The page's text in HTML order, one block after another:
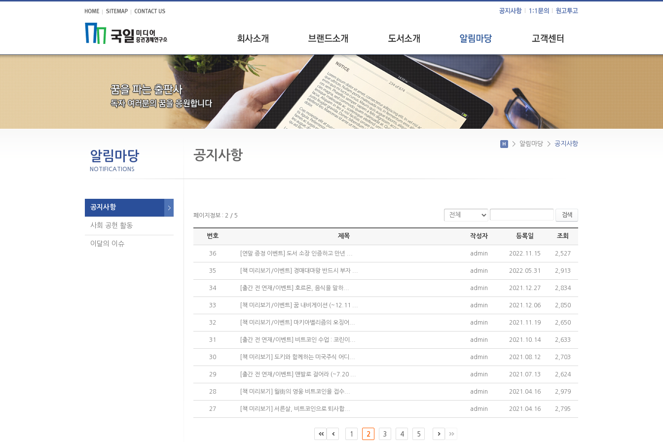
인사말
연혁
오시는길
브랜드소개
신간안내
베스트셀러
브랜드별 도서
공지사항
사회 공헌 활동
이달의 이슈
1:1문의
원고투고
알림마당
NOTIFICATIONS
공지사항
사회 공헌 활동
이달의 이슈
공지사항
> 알림마당 > 공지사항
페이지정보 : 2 / 5 검색
번호 제목 작성자 등록일 조회
36 [연말 증정 이벤트] 도서 소장 인증하고 만년 ... admin 2022.11.15 2,527
35 [책 미리보기/이벤트] 경매대마왕 반드시 부자 ... admin 2022.05.31 2,913
34 [출간 전 연재/이벤트] 호르몬, 음식을 말하... admin 2021.12.27 2,834
33 [책 미리보기/이벤트] 꿈 내비게이션 (~12.11 ... admin 2021.12.06 2,850
32 [책 미리보기/이벤트] 마키아벨리즘의 오징어... admin 2021.11.19 2,650
31 [출간 전 연재/이벤트] 비트코인 수업 : 코린이... admin 2021.10.14 2,633
30 [책 미리보기] 도키와 함께하는 미국주식 어디... admin 2021.08.12 2,703
29 [출간 전 연재/이벤트] 맨발로 걸어라 (~7.20 ... admin 2021.07.13 2,624
28 [책 미리보기] 월街의 영웅 비트코인을 접수... admin 2021.04.16 2,979
27 [책 미리보기] 서른살, 비트코인으로 퇴사합... admin 2021.04.16 2,795
1 2 3 4 5